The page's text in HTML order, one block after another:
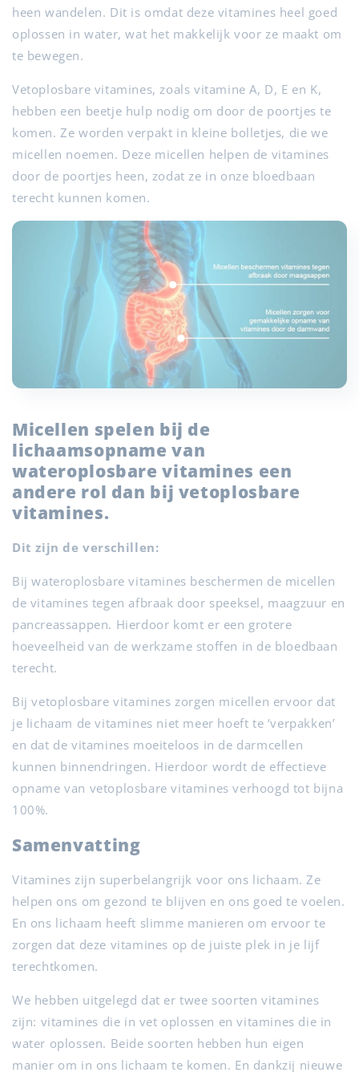
heen wandelen. Dit is omdat deze vitamines heel goed
oplossen in water, wat het makkelijk voor ze maakt om
te bewegen.
Vetoplosbare vitamines, zoals vitamine A, D, E en K,
hebben een beetje hulp nodig om door de poortjes te
komen. Ze worden verpakt in kleine bolletjes, die we
micellen noemen. Deze micellen helpen de vitamines
door de poortjes heen, zodat ze in onze bloedbaan
terecht kunnen komen.
Micellen spelen bij de
lichaamsopname van
wateroplosbare vitamines een
andere rol dan bij vetoplosbare
vitamines.
Dit zijn de verschillen:
Bij wateroplosbare vitamines beschermen de micellen
de vitamines tegen afbraak door speeksel, maagzuur en
pancreassappen. Hierdoor komt er een grotere
hoeveelheid van de werkzame stoffen in de bloedbaan
terecht.
Bij vetoplosbare vitamines zorgen micellen ervoor dat
je lichaam de vitamines niet meer hoeft te ‘verpakken’
en dat de vitamines moeiteloos in de darmcellen
kunnen binnendringen. Hierdoor wordt de effectieve
opname van vetoplosbare vitamines verhoogd tot bijna
100%.
Samenvatting
Vitamines zijn superbelangrijk voor ons lichaam. Ze
helpen ons om gezond te blijven en ons goed te voelen.
En ons lichaam heeft slimme manieren om ervoor te
zorgen dat deze vitamines op de juiste plek in je lijf
terechtkomen.
We hebben uitgelegd dat er twee soorten vitamines
zijn: vitamines die in vet oplossen en vitamines die in
water oplossen. Beide soorten hebben hun eigen
manier om in ons lichaam te komen. En dankzij nieuwe